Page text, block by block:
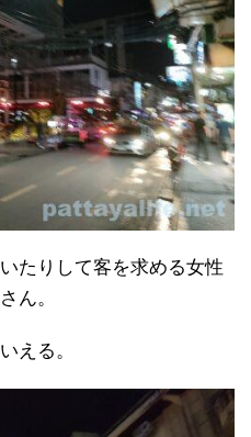
たりして客を求める女性
ん。
える。